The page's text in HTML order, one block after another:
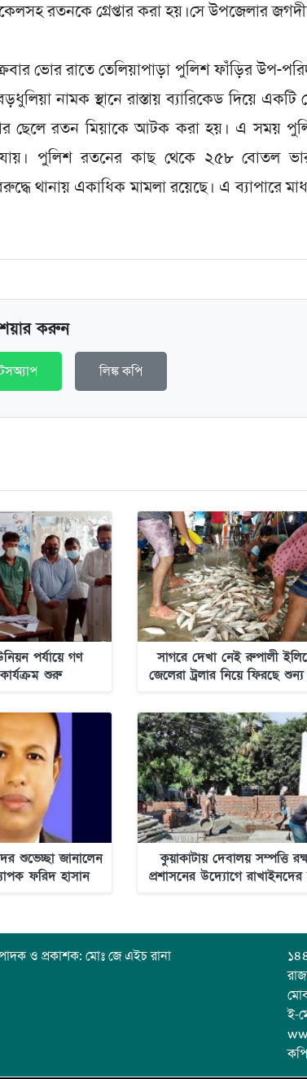
রতনকে গ্রেপ্তার করা হয়।সে উপজেলার
ভোর রাতে তেলিয়াপাড়া পুলিশ ফাঁড়ির উপ-
নামক স্থানে রাস্তায় ব্যারিকেড দিয়ে একটি
ছেলে রতন মিয়াকে আটক করা হয়। এ সময়
পুলিশ রতনের কাছ থেকে ২৫৮ বোতল
থানায় একাধিক মামলা রয়েছে। এ ব্যাপারে
করুন
লিঙ্ক কপি
পর্যায়ে গণ
শুরু
সাগরে দেখা নেই রুপালী
জেলেরা ট্রলার নিয়ে ফিরছে
শুভেচ্ছা জানালেন
ফরিদ হাসান
কুয়াকাটায় দেবালয় সম্পত্তি
প্রশাসনের উদ্যোগে রাখাইনদের
ও প্রকাশক: মোঃ জে এইচ রানা
ই-